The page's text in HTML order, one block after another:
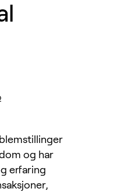
og har
erfaring